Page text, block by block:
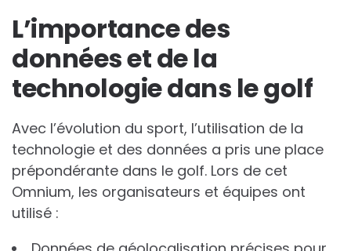
L’importance des
données et de la
technologie dans le golf
Avec l’évolution du sport, l’utilisation de la
technologie et des données a pris une place
prépondérante dans le golf. Lors de cet
Omnium, les organisateurs et équipes ont
utilisé :